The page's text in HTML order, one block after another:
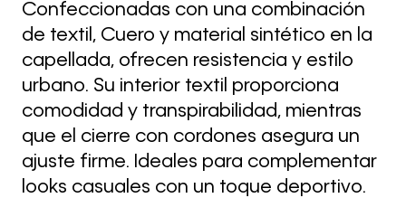
Confeccionadas con una combinación
de textil, Cuero y material sintético en la
capellada, ofrecen resistencia y estilo
urbano. Su interior textil proporciona
comodidad y transpirabilidad, mientras
que el cierre con cordones asegura un
ajuste firme. Ideales para complementar
looks casuales con un toque deportivo.